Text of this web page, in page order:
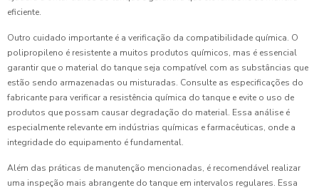
eficiente.
Outro cuidado importante é a verificação da compatibilidade química. O
polipropileno é resistente a muitos produtos químicos, mas é essencial
garantir que o material do tanque seja compatível com as substâncias que
estão sendo armazenadas ou misturadas. Consulte as especificações do
fabricante para verificar a resistência química do tanque e evite o uso de
produtos que possam causar degradação do material. Essa análise é
especialmente relevante em indústrias químicas e farmacêuticas, onde a
integridade do equipamento é fundamental.
Além das práticas de manutenção mencionadas, é recomendável realizar
uma inspeção mais abrangente do tanque em intervalos regulares. Essa